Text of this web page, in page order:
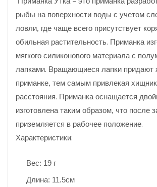
рыбы на поверхности воды с учетом
ловли, где чаще всего присутствует
обильная растительность. Приманка
мягкого силиконового материала с
лапками. Вращающиеся лапки придают
приманке, тем самым привлекая
расстояния. Приманка оснащается
изготовлена таким образом, что после
приземляется в рабочее положение.
Характеристики:
Вес: 19 г
Длина: 11.5см